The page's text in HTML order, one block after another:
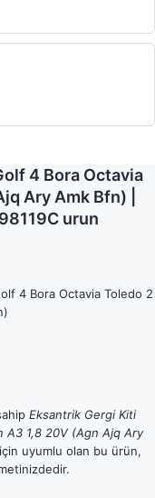
4 Bora Octavia
Ary Amk Bfn) |
urun
4 Bora Octavia Toledo 2
Eksantrik Gergi Kiti
A3 1,8 20V (Agn Ajq Ary
uyumlu olan bu ürün,